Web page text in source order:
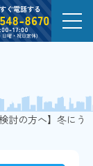
討の方へ】冬にう